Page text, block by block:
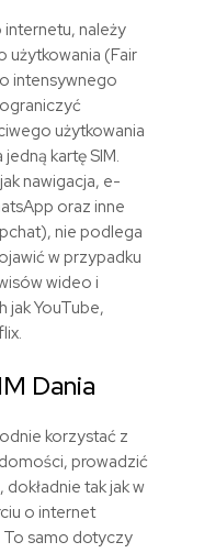
należy
użytkowania (Fair
intensywnego
użytkowania
kartę SIM.
nawigacja, e-
oraz inne
nie podlega
w przypadku
wideo i
jak YouTube,
Dania
korzystać z
prowadzić
tak jak w
o internet
To samo dotyczy